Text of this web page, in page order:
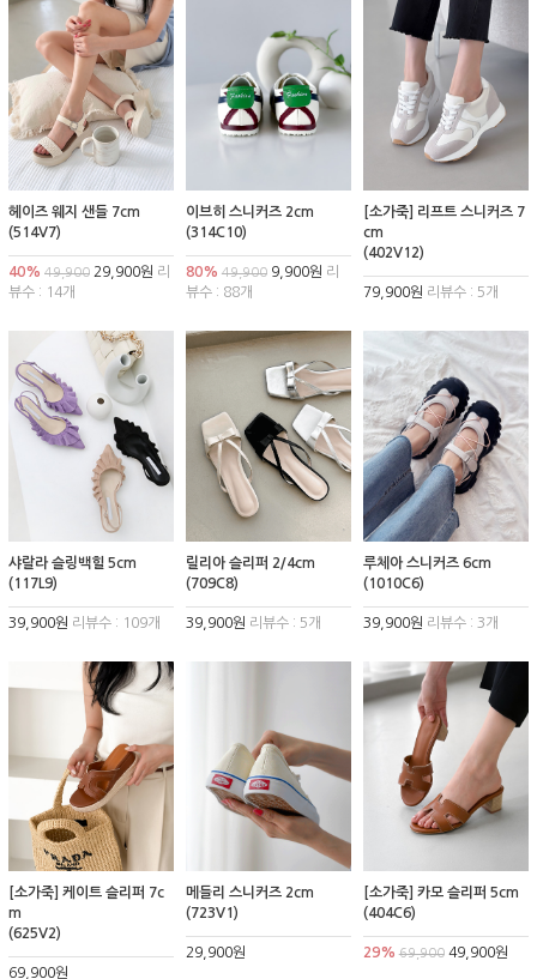
헤이즈 웨지 샌들 7cm
(514V7)
40% 49,900 29,900원 리
뷰수 : 14개
이브히 스니커즈 2cm
(314C10)
80% 49,9009,900원 리
뷰수 : 88개
[소가죽] 리프트 스니커즈 7
cm
(402V12)
79,900원 리뷰수 : 5개
샤랄라 슬링백힐 5cm
(117L9)
39,900원 리뷰수 : 109개
릴리아 슬리퍼 2/4cm
(709C8)
39,900원 리뷰수 : 5개
루체아 스니커즈 6cm
(1010C6)
39,900원 리뷰수 : 3개
[소가죽] 케이트 슬리퍼 7c
m
(625V2)
69,900원
메들리 스니커즈 2cm
(723V1)
29,900원
[소가죽] 카모 슬리퍼 5cm
(404C6)
29% 69,90049,900원